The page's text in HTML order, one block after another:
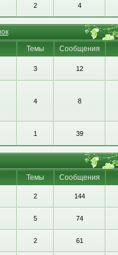
2 4
Темы Сообщения
3 12
4 8
1 39
Темы Сообщения
2 144
5 74
2 61